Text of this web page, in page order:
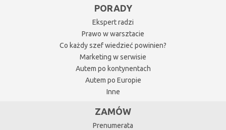
PORADY
Ekspert radzi
Prawo w warsztacie
Co każdy szef wiedzieć powinien?
Marketing w serwisie
Autem po kontynentach
Autem po Europie
Inne
ZAMÓW
Prenumerata